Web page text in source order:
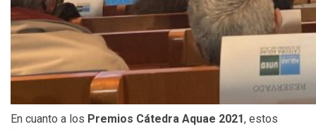
En cuanto a los Premios Cátedra Aquae 2021, estos